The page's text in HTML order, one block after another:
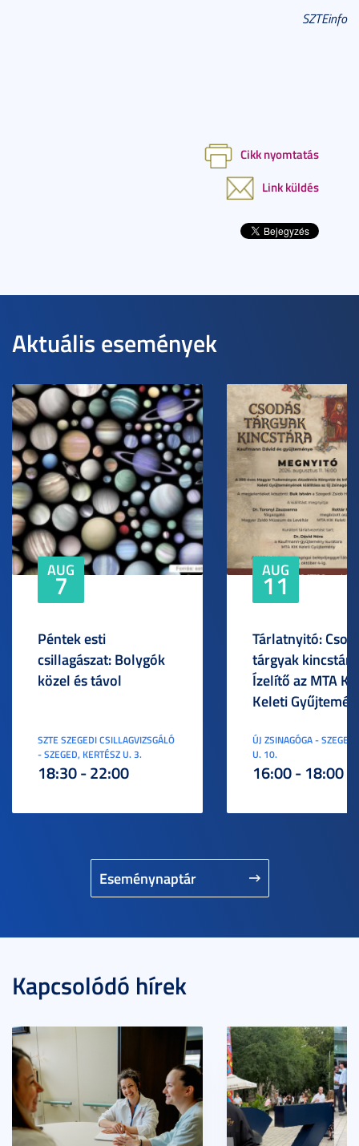
SZTEinfo
Cikk nyomtatás
Link küldés
Aktuális események
Eseménynaptár
AUG
7
Péntek esti
csillagászat: Bolygók
közel és távol
SZTE SZEGEDI CSILLAGVIZSGÁLÓ
- SZEGED, KERTÉSZ U. 3.
18:30 - 22:00
AUG
11
Tárlatnyitó:
tárgyak
Ízelítő az MTA
Keleti
ÚJ ZSINAGÓGA -
U. 10.
16:00 - 18:00
Kapcsolódó hírek